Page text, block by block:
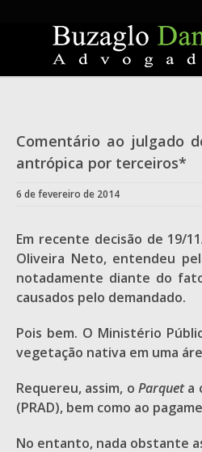
Comentário ao julgado
antrópica por terceiros*
6 de fevereiro de 2014
Em recente decisão de 19/
Oliveira Neto, entendeu
notadamente diante do
causados pelo demandado.
Pois bem. O Ministério
vegetação nativa em uma
Requereu, assim, o Parqueta
(PRAD), bem como ao
No entanto, nada obstante